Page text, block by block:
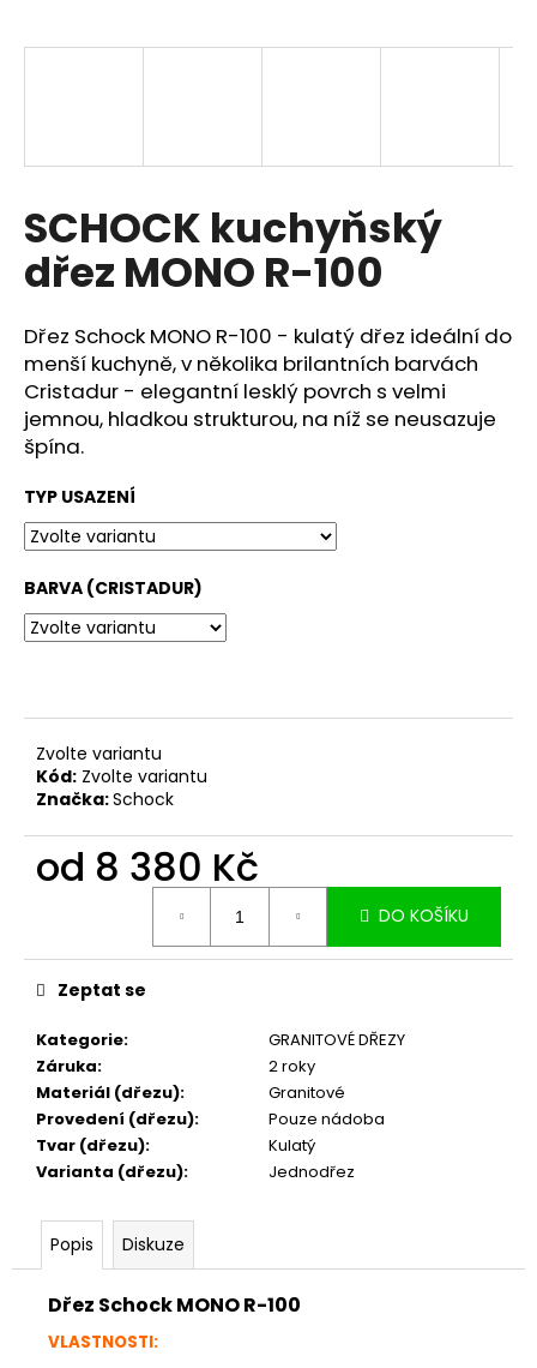
SCHOCK kuchyňský
dřez MONO R-100
Dřez Schock MONO R-100 - kulatý dřez ideální do
menší kuchyně, v několika brilantních barvách
Cristadur - elegantní lesklý povrch s velmi
jemnou, hladkou strukturou, na níž se neusazuje
špína.
TYP USAZENÍ
BARVA (CRISTADUR)
Zvolte variantu
Kód: Zvolte variantu
Značka:Schock
od 8 380 Kč
DO KOŠÍKU
Kategorie:
GRANITOVÉ DŘEZY
Záruka:
2 roky
Materiál (dřezu):
Granitové
Provedení (dřezu):
Pouze nádoba
Tvar (dřezu):
Kulatý
Varianta (dřezu): Jednodřez
Zeptat se
Popis Diskuze
Dřez Schock MONO R-100
VLASTNOSTI:
j
?
HLEDAT
D
o
p
o
r
u
č
j
e
m